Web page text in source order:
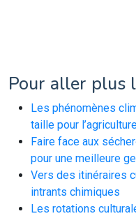
Pour aller plus
Les phénomènes
taille pour
Faire face aux
pour une meilleure
Vers des itinéraires
intrants chimiques
Les rotations